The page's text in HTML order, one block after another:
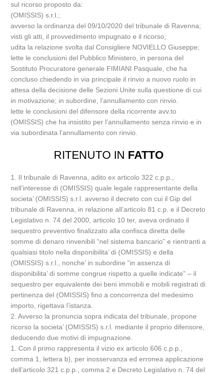
sul ricorso proposto da:
(OMISSIS) s.r.l.;
avverso la ordinanza del 09/10/2020 del tribunale di Ravenna;
visti gli atti, il provvedimento impugnato e il ricorso;
udita la relazione svolta dal Consigliere NOVIELLO Giuseppe;
lette le conclusioni del Pubblico Ministero, in persona del
Sostituto Procuratore generale FIMIANI Pasquale, che ha
concluso chiedendo in via principale il rinvio a nuovo ruolo in
attesa della decisione delle Sezioni Unite sulla questione di cui
in motivazione; in subordine, l’annullamento con rinvio.
lette le conclusioni del difensore della ricorrente avv.to
(OMISSIS) che ha insistito per l’annullamento senza rinvio e in
via subordinata l’annullamento con rinvio.
RITENUTO IN FATTO
1. Il tribunale di Ravenna, adito ex articolo 322 c.p.p.,
nell’interesse di (OMISSIS) quale legale rappresentante della
societa’ (OMISSIS) s.r.l. avverso il decreto con cui il Gip del
tribunale di Ravenna, in relazione all’articolo 81 c.p. e il Decreto
Legislativo n. 74 del 2000, articolo 10 ter, aveva ordinato il
sequestro preventivo finalizzato alla confisca diretta delle
somme di denaro rinvenibili “nel sistema bancario” e rientranti a
qualsiasi titolo nella disponibilita’ di (OMISSIS) e della
(OMISSIS) s.r.l., nonche’ in subordine “in assenza di
disponibilita’ di somme congrue rispetto a quelle indicate” – il
sequestro per equivalente dei beni immobili e mobili registrati di
pertinenza del (OMISSIS) fino a concorrenza del medesimo
importo, rigettava l’istanza.
2. Avverso la pronuncia sopra indicata del tribunale, propone
ricorso la societa’ (OMISSIS) s.r.l. mediante il proprio difensore,
deducendo due motivi di impugnazione.
1. Con il primo rappresenta il vizio ex articolo 606 c.p.p.,
comma 1, lettera b), per inosservanza ed erronea applicazione
dell’articolo 321 c.p.p., comma 2 e Decreto Legislativo n. 74 del